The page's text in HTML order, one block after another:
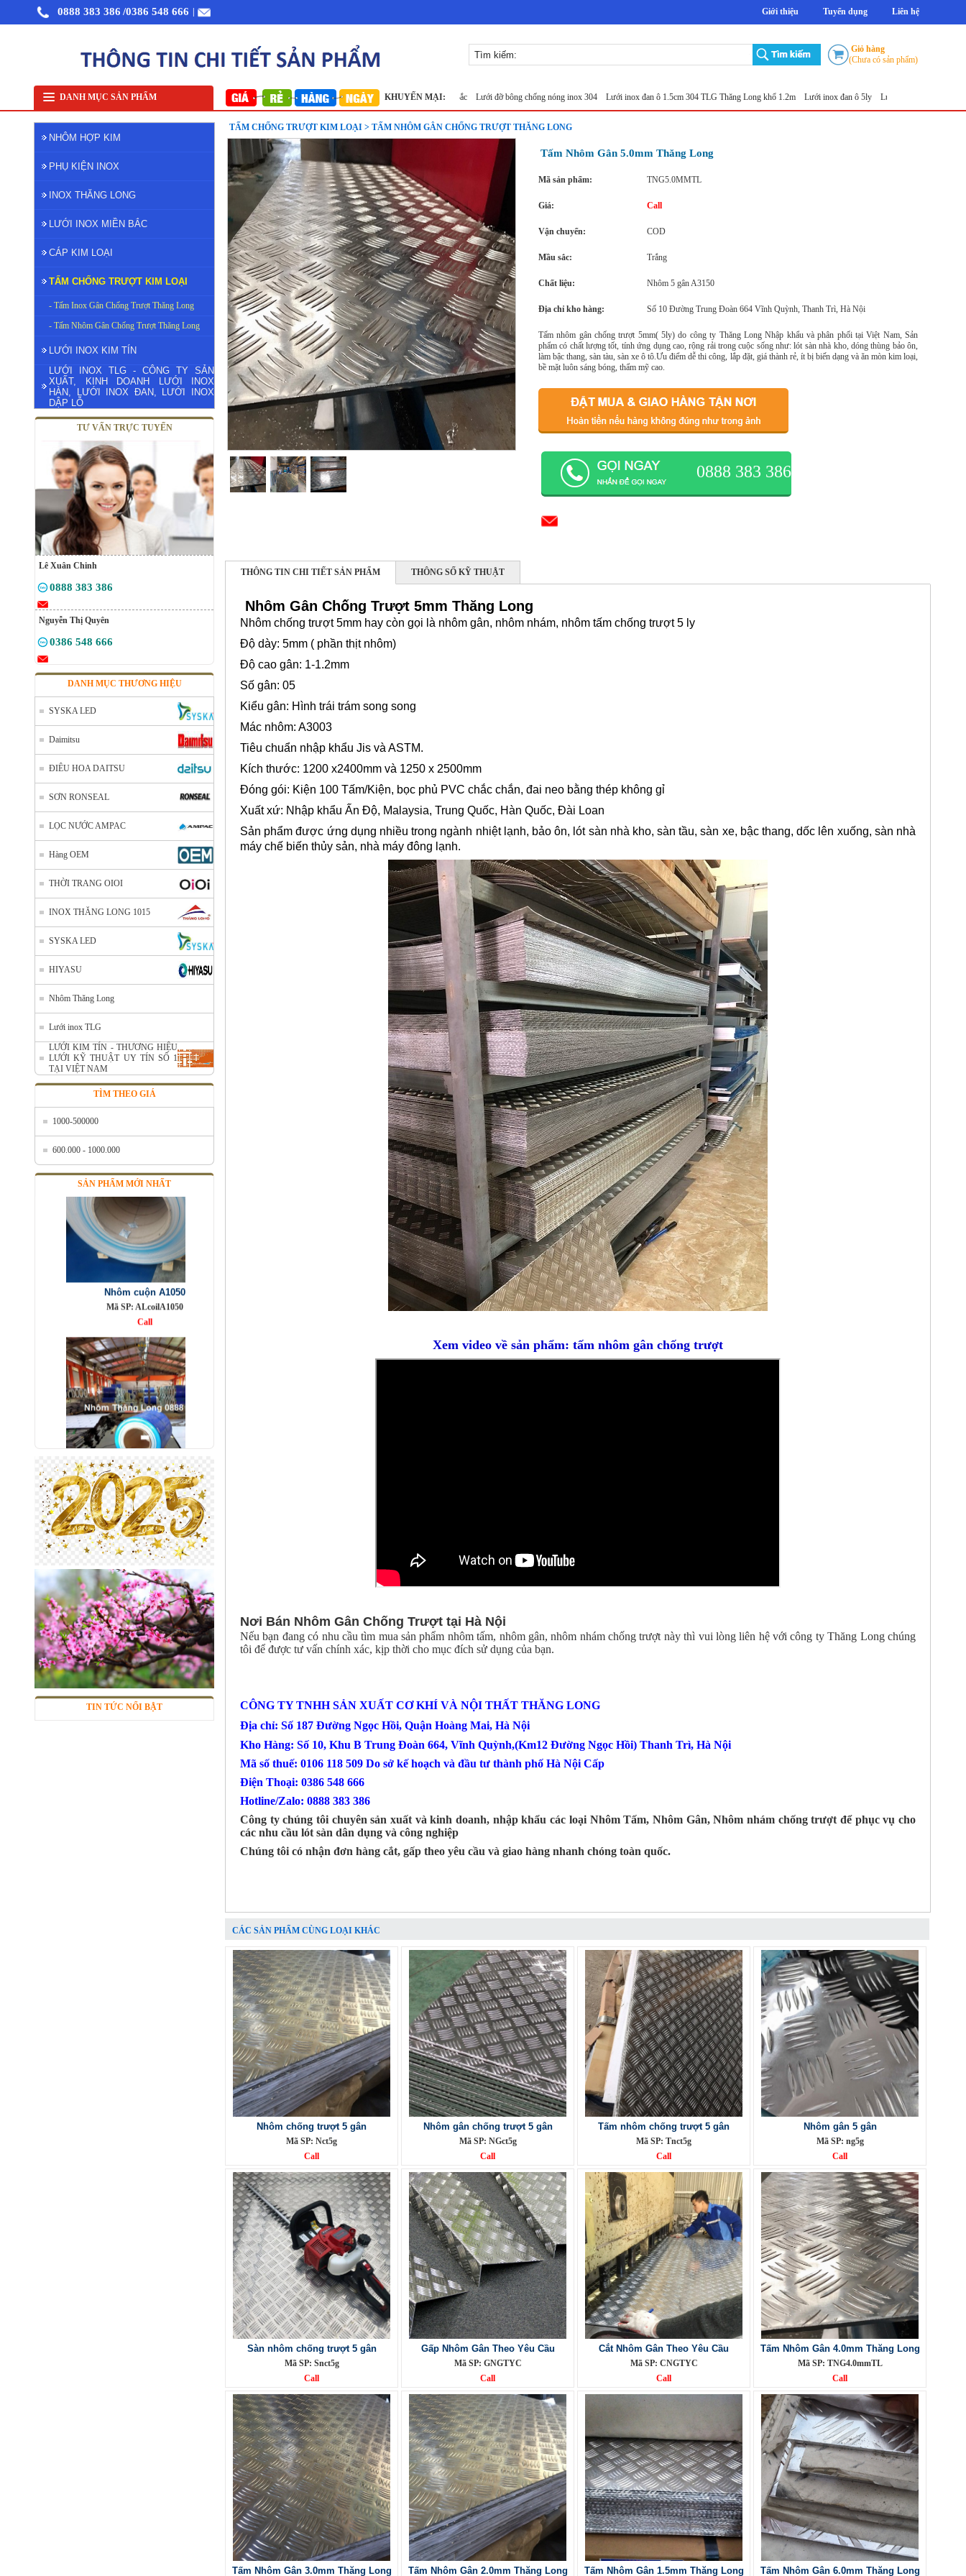
0888 383 386 /0386 548 666 Giới thiệu Tuyển dụng Liên hệ
Giỏ hàng
(Chưa có sản phẩm)
DANH MỤC SẢN PHẨM KHUYẾN MẠI:
Nhôm cuộn cắt lẻ Nhôm cuộn A1050 Nhôm bảo ôn cuộn mỏng A1050 Lưới inox 304 Lưới inox Miền Bắc Lưới đỡ bông chống nóng inox 304 Lưới inox đan ô 1.5cm 304 TLG Thăng Long khổ 1.2m Lưới inox đan ô 5ly Lưới đục lỗ tròn
NHÔM HỢP KIM
PHỤ KIỆN INOX
INOX THĂNG LONG
LƯỚI INOX MIỀN BẮC
CÁP KIM LOẠI
TẤM CHỐNG TRƯỢT KIM LOẠI
- Tấm Inox Gân Chống Trượt Thăng Long
- Tấm Nhôm Gân Chống Trượt Thăng Long
LƯỚI INOX KIM TÍN
LƯỚI INOX TLG - CÔNG TY SẢN
XUẤT, KINH DOANH LƯỚI INOX
HÀN, LƯỚI INOX ĐAN, LƯỚI INOX
DẬP LỖ
TƯ VẤN TRỰC TUYẾN
Lê Xuân Chinh
0888 383 386
Nguyễn Thị Quyên
0386 548 666
DANH MỤC THƯƠNG HIỆU
SYSKA LED
Daimitsu
ĐIÊU HOA DAITSU
SƠN RONSEAL
LỌC NƯỚC AMPAC
Hàng OEM
THỜI TRANG OIOI
INOX THĂNG LONG 1015
SYSKA LED
HIYASU
Nhôm Thăng Long
Lưới inox TLG
LƯỚI KIM TÍN - THƯƠNG HIỆU
LƯỚI KỸ THUẬT UY TÍN SỐ 1
TẠI VIỆT NAM
TÌM THEO GIÁ
1000-500000
600.000 - 1000.000
SẢN PHẨM MỚI NHẤT
Mã SP: AcuonceYC
Call
Nhôm cuộn A1050
Mã SP: ALcoilA1050
Nhôm bảo ôn cuộn mỏng A1050
Mã SP: AbaoonA1050
Call
Lưới inox 304
Mã SP: LIox304data12
TIN TỨC NỔI BẬT
TẤM CHỐNG TRƯỢT KIM LOẠI > TẤM NHÔM GÂN CHỐNG TRƯỢT THĂNG LONG
Tấm Nhôm Gân 5.0mm Thăng Long
Mã sản phẩm: TNG5.0MMTL
Giá: Call
Vận chuyển: COD
Mầu sắc: Trắng
Chất liệu: Nhôm 5 gân A3150
Địa chỉ kho hàng: Số 10 Đường Trung Đoàn 664 Vĩnh Quỳnh, Thanh Trì, Hà Nội
Tấm nhôm gân chống trượt 5mm( 5ly) do công ty Thăng Long Nhập khẩu và phân phối tại Việt Nam, Sản
phẩm có chất lượng tốt, tính ứng dụng cao, rộng rải trong cuộc sống như: lót sàn nhà kho, dóng thùng bảo ôn,
làm bậc thang, sàn tàu, sàn xe ô tô.Ưu điểm dễ thi công, lắp đặt, giá thành rẻ, ít bị biến dạng và ăn mòn kim loại,
bề mặt luôn sáng bóng, thẩm mỹ cao.
0888 383 386
THÔNG TIN CHI TIẾT SẢN PHẨM THÔNG SỐ KỸ THUẬT
Nhôm Gân Chống Trượt 5mm Thăng Long
Nhôm chống trượt 5mm hay còn gọi là nhôm gân, nhôm nhám, nhôm tấm chống trượt 5 ly
Độ dày: 5mm ( phần thịt nhôm)
Độ cao gân: 1-1.2mm
Số gân: 05
Kiểu gân: Hình trái trám song song
Mác nhôm: A3003
Tiêu chuẩn nhập khẩu Jis và ASTM.
Kích thước: 1200 x2400mm và 1250 x 2500mm
Đóng gói: Kiện 100 Tấm/Kiện, bọc phủ PVC chắc chắn, đai neo bằng thép không gỉ
Xuất xứ: Nhập khẩu Ấn Độ, Malaysia, Trung Quốc, Hàn Quốc, Đài Loan
Sản phẩm được ứng dụng nhiều trong ngành nhiệt lạnh, bảo ôn, lót sàn nhà kho, sàn tầu, sàn xe, bậc thang, dốc lên xuống, sàn nhà
máy chế biến thủy sản, nhà máy đông lạnh.
Xem video về sản phẩm: tấm nhôm gân chống trượt
Nơi Bán Nhôm Gân Chống Trượt tại Hà Nội
Nếu bạn đang có nhu cầu tìm mua sản phẩm nhôm tấm, nhôm gân, nhôm nhám chống trượt này thì vui lòng liên hệ với công ty Thăng Long chúng
tôi để được tư vấn chính xác, kịp thời cho mục đích sử dụng của bạn.
CÔNG TY TNHH SẢN XUẤT CƠ KHÍ VÀ NỘI THẤT THĂNG LONG
Địa chỉ: Số 187 Đường Ngọc Hồi, Quận Hoàng Mai, Hà Nội
Kho Hàng: Số 10, Khu B Trung Đoàn 664, Vĩnh Quỳnh,(Km12 Đường Ngọc Hồi) Thanh Trì, Hà Nội
Mã số thuế: 0106 118 509 Do sở kế hoạch và đầu tư thành phố Hà Nội Cấp
Điện Thoại: 0386 548 666
Hotline/Zalo: 0888 383 386
Công ty chúng tôi chuyên sản xuất và kinh doanh, nhập khẩu các loại Nhôm Tấm, Nhôm Gân, Nhôm nhám chống trượt để phục vụ cho
các nhu cầu lót sàn dân dụng và công nghiệp
Chúng tôi có nhận đơn hàng cắt, gấp theo yêu cầu và giao hàng nhanh chóng toàn quốc.
CÁC SẢN PHẨM CÙNG LOẠI KHÁC
Nhôm chống trượt 5 gân
Mã SP: Nct5g
Call
Nhôm gân chống trượt 5 gân
Mã SP: NGct5g
Call
Tấm nhôm chống trượt 5 gân
Mã SP: Tnct5g
Call
Nhôm gân 5 gân
Mã SP: ng5g
Call
Sàn nhôm chống trượt 5 gân
Mã SP: Snct5g
Call
Gấp Nhôm Gân Theo Yêu Cầu
Mã SP: GNGTYC
Call
Cắt Nhôm Gân Theo Yêu Cầu
Mã SP: CNGTYC
Call
Tấm Nhôm Gân 4.0mm Thăng Long
Mã SP: TNG4.0mmTL
Call
Tấm Nhôm Gân 3.0mm Thăng Long Tấm Nhôm Gân 2.0mm Thăng Long Tấm Nhôm Gân 1.5mm Thăng Long Tấm Nhôm Gân 6.0mm Thăng Long